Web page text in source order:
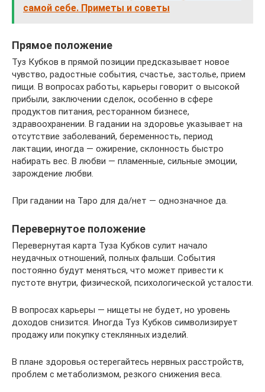
самой себе. Приметы и советы
Прямое положение
Туз Кубков в прямой позиции предсказывает новое
чувство, радостные события, счастье, застолье, прием
пищи. В вопросах работы, карьеры говорит о высокой
прибыли, заключении сделок, особенно в сфере
продуктов питания, ресторанном бизнесе,
здравоохранении. В гадании на здоровье указывает на
отсутствие заболеваний, беременность, период
лактации, иногда — ожирение, склонность быстро
набирать вес. В любви — пламенные, сильные эмоции,
зарождение любви.
При гадании на Таро для да/нет — однозначное да.
Перевернутое положение
Перевернутая карта Туза Кубков сулит начало
неудачных отношений, полных фальши. События
постоянно будут меняться, что может привести к
пустоте внутри, физической, психологической усталости.
В вопросах карьеры — нищеты не будет, но уровень
доходов снизится. Иногда Туз Кубков символизирует
продажу или покупку стеклянных изделий.
В плане здоровья остерегайтесь нервных расстройств,
проблем с метаболизмом, резкого снижения веса.